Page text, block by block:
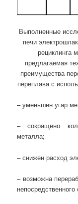
Выполненные
печи
рециклинга
предлагаемая
преимущества
переплава с
– уменьшен угар
– сокращено
металла;
– снижен расход
– возможна
непосредственного